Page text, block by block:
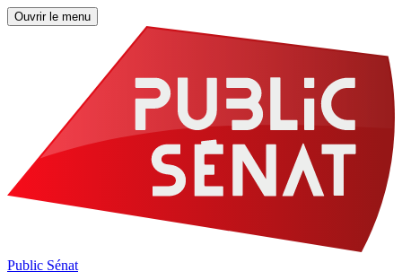
Ouvrir le menu
Public Sénat